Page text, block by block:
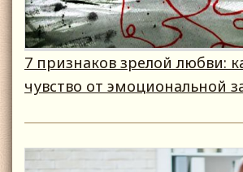
7 признаков зрелой любви:
чувство от эмоциональной